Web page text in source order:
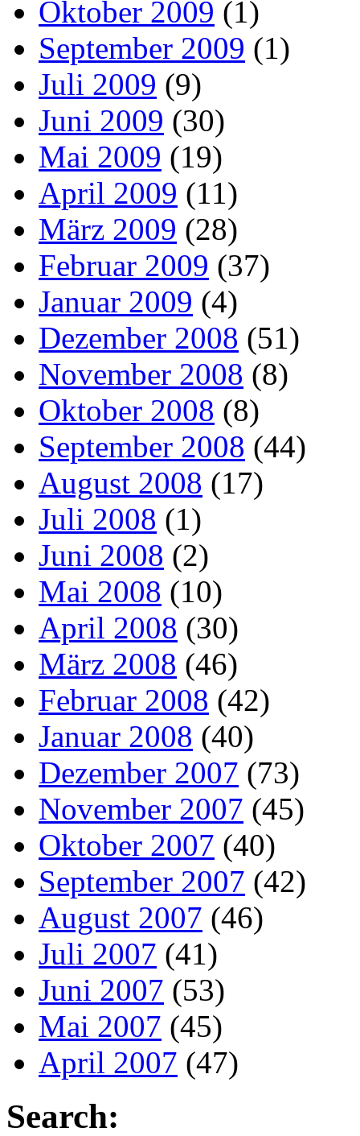
Oktober 2009 (1)
September 2009 (1)
Juli 2009 (9)
Juni 2009 (30)
Mai 2009 (19)
April 2009 (11)
März 2009 (28)
Februar 2009 (37)
Januar 2009 (4)
Dezember 2008 (51)
November 2008 (8)
Oktober 2008 (8)
September 2008 (44)
August 2008 (17)
Juli 2008 (1)
Juni 2008 (2)
Mai 2008 (10)
April 2008 (30)
März 2008 (46)
Februar 2008 (42)
Januar 2008 (40)
Dezember 2007 (73)
November 2007 (45)
Oktober 2007 (40)
September 2007 (42)
August 2007 (46)
Juli 2007 (41)
Juni 2007 (53)
Mai 2007 (45)
April 2007 (47)
Search: